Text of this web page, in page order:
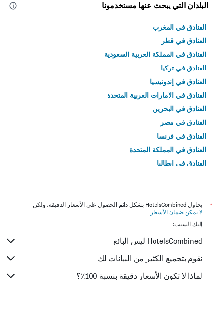
البلدان التي يبحث عنها مستخدمونا
الفنادق في المغرب
الفنادق في قطر
الفنادق في المملكة العربية السعودية
الفنادق في تركيا
الفنادق في إندونيسيا
الفنادق في الامارات العربية المتحدة
الفنادق في البحرين
الفنادق في مصر
الفنادق في فرنسا
الفنادق في المملكة المتحدة
الفنادق في إيطاليا
*
يحاول HotelsCombined بشكل دائم الحصول على الأسعار الدقيقة، ولكن
لا يمكن ضمان الأسعار .
إليك السبب:
HotelsCombined ليس البائع
نقوم بتجميع الكثير من البيانات لك
لماذا لا تكون الأسعار دقيقة بنسبة 100٪؟